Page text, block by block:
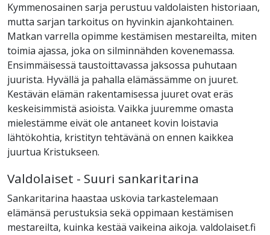
Kymmenosainen sarja perustuu valdolaisten historiaan,
mutta sarjan tarkoitus on hyvinkin ajankohtainen.
Matkan varrella opimme kestämisen mestareilta, miten
toimia ajassa, joka on silminnähden kovenemassa.
Ensimmäisessä taustoittavassa jaksossa puhutaan
juurista. Hyvällä ja pahalla elämässämme on juuret.
Kestävän elämän rakentamisessa juuret ovat eräs
keskeisimmistä asioista. Vaikka juuremme omasta
mielestämme eivät ole antaneet kovin loistavia
lähtökohtia, kristityn tehtävänä on ennen kaikkea
juurtua Kristukseen.
Valdolaiset - Suuri sankaritarina
Sankaritarina haastaa uskovia tarkastelemaan
elämänsä perustuksia sekä oppimaan kestämisen
mestareilta, kuinka kestää vaikeina aikoja. valdolaiset.fi